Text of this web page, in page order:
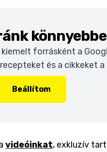
forrásként a
és a cikkeket
Beállítom
videóinkat, exkluzív